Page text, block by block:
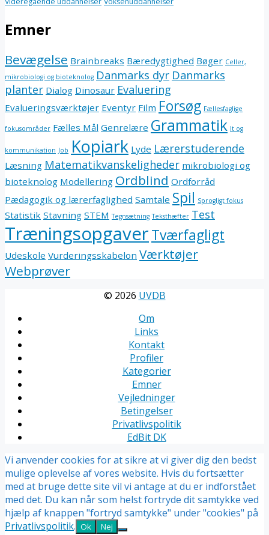
Emner
Bevægelse Brainbreaks Bæredygtighed Bøger Celler,
mikrobiologi og bioteknolog Danmarks dyr Danmarks
planter Dialog Dinosaur Evaluering
Evalueringsværktøjer Eventyr Film Forsøg Fællesfaglige
fokusområder Fælles Mål Genrelære Grammatik It og
kommunikation Job Kopiark Lyde Lærerstuderende
Læsning Matematikvanskeligheder mikrobiologi og
bioteknolog Modellering Ordblind Ordforråd
Pædagogik og lærerfaglighed Samtale Spil Sprogligt fokus
Statistik Stavning STEM Tegnsætning Teksthæfter Test
TræningsopgaverTværfagligt
Udeskole Vurderingsskabelon Værktøjer
Webprøver
© 2026 UVDB
Om
Links
Kontakt
Profiler
Kategorier
Emner
Vejledninger
Betingelser
Privatlivspolitik
EdBit DK
Vi anvender cookies for at sikre at vi giver dig den bedst
mulige oplevelse af vores website. Hvis du fortsætter
med at bruge dette site vil vi antage at du er indforstået
med det. Du kan når som helst fortryde dit samtykke ved
hjælp af knappen "fortryd samtykke" under "cookies" på
Privatlivspolitik. Ok Nej